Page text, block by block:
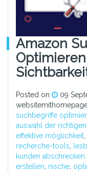
Amazon
Posted on 09
suchbegriffe
auswahl der
effektive möglichkeit
recherche-tools
kunden
erstellen nische